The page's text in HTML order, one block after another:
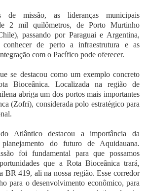
de missão, as lideranças municipais
2 mil quilômetros, de Porto Murtinho
passando por Paraguai e Argentina,
de perto a infraestrutura e as
com o Pacífico pode oferecer.
se destacou como um exemplo concreto
Bioceânica. Localizada na região de
abriga um dos portos mais importantes
(Zofri), considerada polo estratégico para
Atlântico destacou a importância da
do futuro de Aquidauana.
foi fundamental para que possamos
que a Rota Bioceânica trará,
BR 419, ali na nossa região. Esse corredor
para o desenvolvimento econômico, para